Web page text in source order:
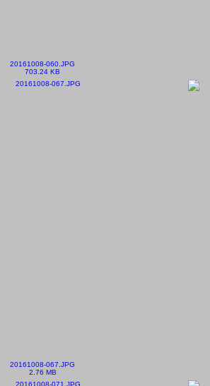
20161008-060.JPG
703.24 KB
20161008-067.JPG
2.76 MB